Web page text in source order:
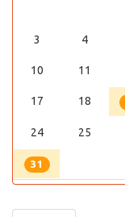
3 4
10 11
17 18
24 25
31